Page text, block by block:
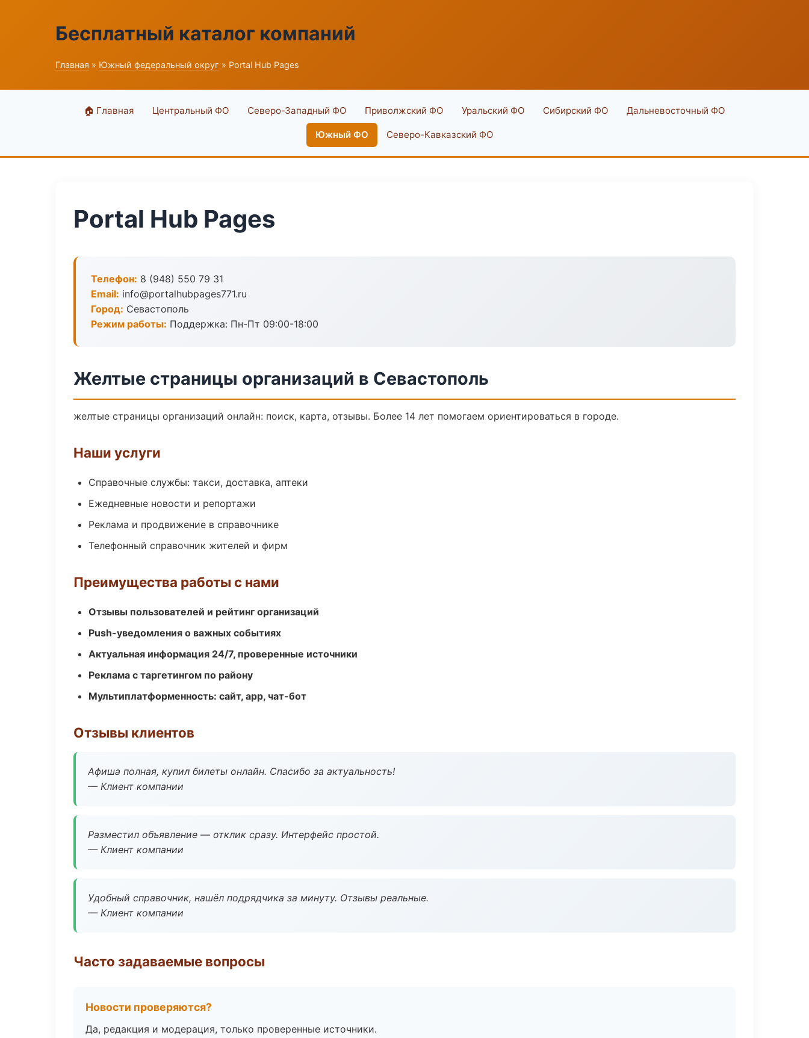
Бесплатный каталог компаний
Главная » Южный федеральный округ » Portal Hub Pages
🏠 Главная Центральный ФО Северо-Западный ФО Приволжский ФО Уральский ФО Сибирский ФО Дальневосточный ФО
Южный ФО Северо-Кавказский ФО
Portal Hub Pages
Телефон: 8 (948) 550 79 31
Email: info@portalhubpages771.ru
Город: Севастополь
Режим работы: Поддержка: Пн-Пт 09:00-18:00
Желтые страницы организаций в Севастополь
желтые страницы организаций онлайн: поиск, карта, отзывы. Более 14 лет помогаем ориентироваться в городе.
Наши услуги
Справочные службы: такси, доставка, аптеки
Ежедневные новости и репортажи
Реклама и продвижение в справочнике
Телефонный справочник жителей и фирм
Преимущества работы с нами
Отзывы пользователей и рейтинг организаций
Push-уведомления о важных событиях
Актуальная информация 24/7, проверенные источники
Реклама с таргетингом по району
Мультиплатформенность: сайт, app, чат-бот
Отзывы клиентов
Афиша полная, купил билеты онлайн. Спасибо за актуальность!
— Клиент компании
Разместил объявление — отклик сразу. Интерфейс простой.
— Клиент компании
Удобный справочник, нашёл подрядчика за минуту. Отзывы реальные.
— Клиент компании
Часто задаваемые вопросы
Новости проверяются?
Да, редакция и модерация, только проверенные источники.